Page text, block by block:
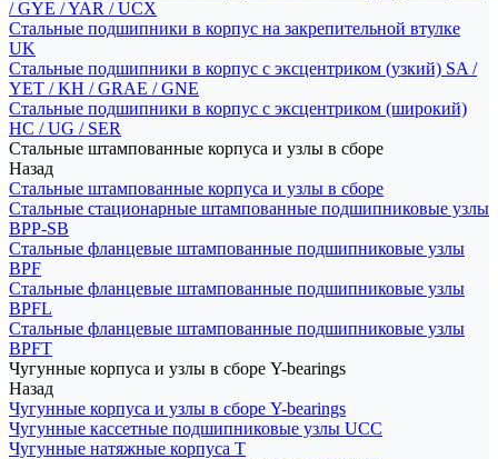
/ GYE / YAR / UCX
Стальные подшипники в корпус на закрепительной втулке
UK
Стальные подшипники в корпус с эксцентриком (узкий) SA /
YET / KH / GRAE / GNE
Стальные подшипники в корпус с эксцентриком (широкий)
HC / UG / SER
Стальные штампованные корпуса и узлы в сборе
Назад
Стальные штампованные корпуса и узлы в сборе
Стальные стационарные штампованные подшипниковые узлы
BPP-SB
Стальные фланцевые штампованные подшипниковые узлы
BPF
Стальные фланцевые штампованные подшипниковые узлы
BPFL
Стальные фланцевые штампованные подшипниковые узлы
BPFT
Чугунные корпуса и узлы в сборе Y-bearings
Назад
Чугунные корпуса и узлы в сборе Y-bearings
Чугунные кассетные подшипниковые узлы UCC
Чугунные натяжные корпуса T